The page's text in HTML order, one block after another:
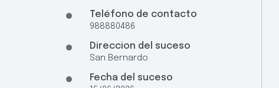
Teléfono de contacto
988880486
Direccion del suceso
San Bernardo
Fecha del suceso